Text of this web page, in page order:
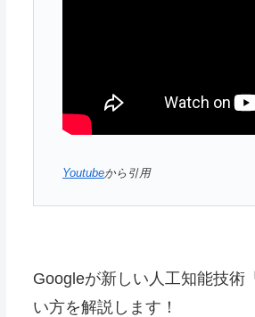
Youtubeから引用
Googleが新しい人工知能技術
い方を解説します！